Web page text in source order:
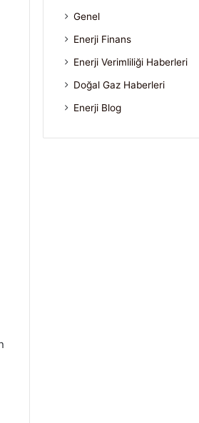
Genel
Enerji Finans
Enerji Verimliliği Haberleri
Doğal Gaz Haberleri
Enerji Blog